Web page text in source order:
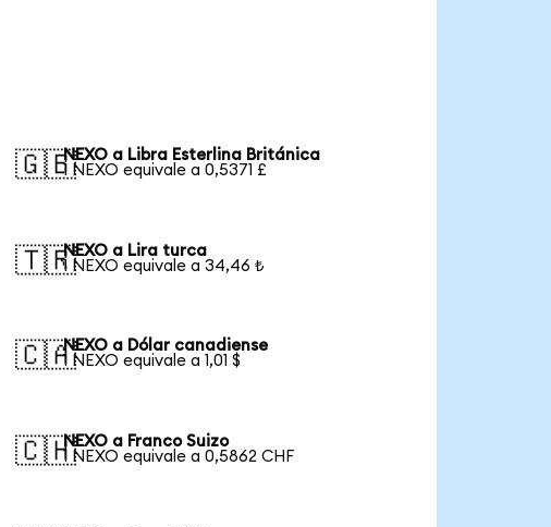
🇬🇧NEXO a Libra Esterlina Británica
1 NEXO equivale a 0,5371 £
🇹🇷NEXO a Lira turca
1 NEXO equivale a 34,46 ₺
🇨🇦NEXO a Dólar canadiense
1 NEXO equivale a 1,01 $
🇨🇭NEXO a Franco Suizo
1 NEXO equivale a 0,5862 CHF